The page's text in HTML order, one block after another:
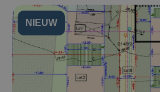
NIEUW